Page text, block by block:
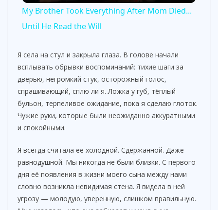
y
V
i
d
e
o
My Brother Took Everything After Mom Died...
Until He Read the Will
Я села на стул и закрыла глаза. В голове начали
всплывать обрывки воспоминаний: тихие шаги за
дверью, негромкий стук, осторожный голос,
спрашивающий, сплю ли я. Ложка у губ, тёплый
бульон, терпеливое ожидание, пока я сделаю глоток.
Чужие руки, которые были неожиданно аккуратными
и спокойными.
Я всегда считала её холодной. Сдержанной. Даже
равнодушной. Мы никогда не были близки. С первого
дня её появления в жизни моего сына между нами
словно возникла невидимая стена. Я видела в ней
угрозу — молодую, уверенную, слишком правильную.